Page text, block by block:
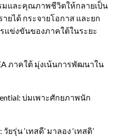
และคุณภาพชีวิตให้กลายเป็น
ยได้ กระจายโอกาส และยก
แข่งขันของภาคใต้ในระยะ
ภาคใต้ มุ่งเน้นการพัฒนาใน
บ่มเพาะศักยภาพนัก
ยรุ่น ‘เทสดี’ มาลอง ‘เทสดิ’